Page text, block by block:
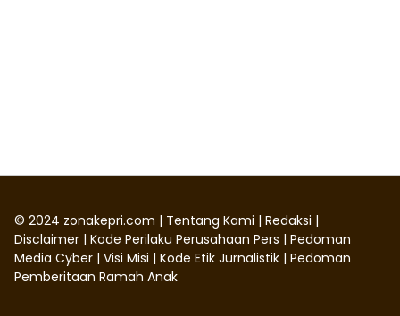
© 2024 zonakepri.com | Tentang Kami | Redaksi |
Disclaimer | Kode Perilaku Perusahaan Pers | Pedoman
Media Cyber | Visi Misi | Kode Etik Jurnalistik | Pedoman
Pemberitaan Ramah Anak